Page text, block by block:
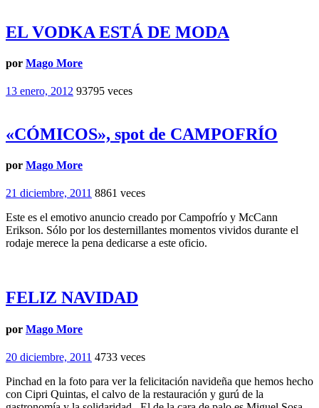
EL VODKA ESTÁ DE MODA
por Mago More
13 enero, 2012 93795 veces
«CÓMICOS», spot de CAMPOFRÍO
por Mago More
21 diciembre, 2011 8861 veces
Este es el emotivo anuncio creado por Campofrío y McCann
Erikson. Sólo por los desternillantes momentos vividos durante el
rodaje merece la pena dedicarse a este oficio.
FELIZ NAVIDAD
por Mago More
20 diciembre, 2011 4733 veces
Pinchad en la foto para ver la felicitación navideña que hemos hecho
con Cipri Quintas, el calvo de la restauración y gurú de la